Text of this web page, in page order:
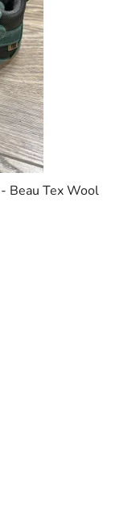
Beau Tex Wool